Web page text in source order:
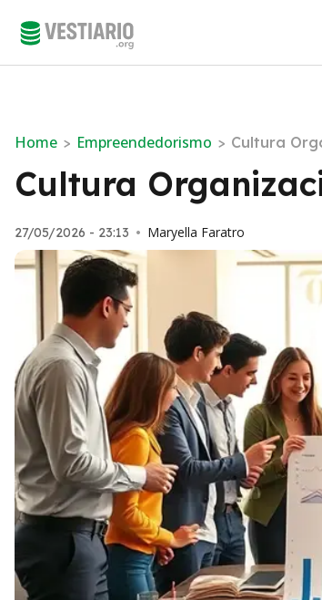
Home > Empreendedorismo > Cultura
Cultura
27/05/2026 - 23:13 • Maryella Faratro